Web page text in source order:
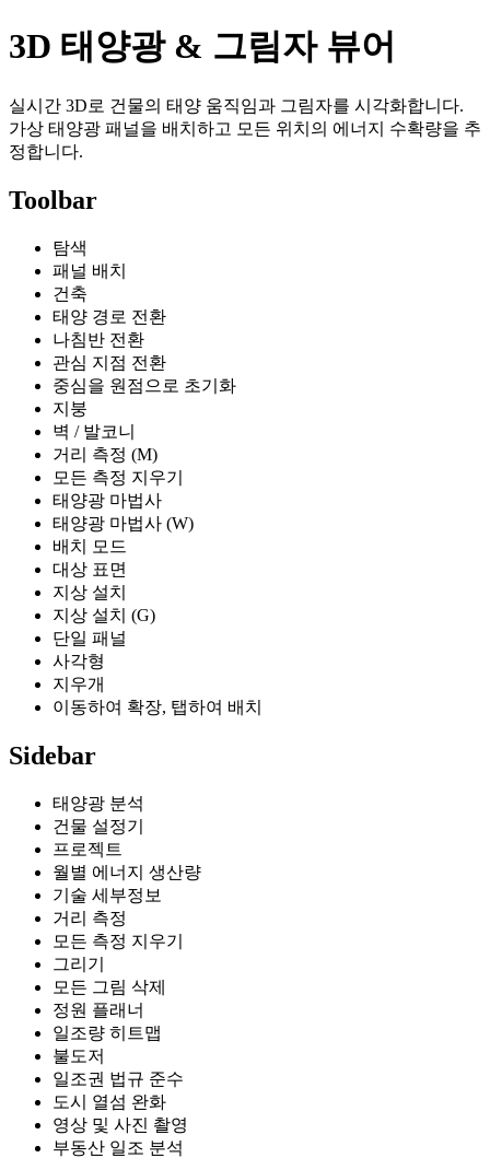
3D 태양광 & 그림자 뷰어
실시간 3D로 건물의 태양 움직임과 그림자를 시각화합니다.
가상 태양광 패널을 배치하고 모든 위치의 에너지 수확량을 추
정합니다.
Toolbar
탐색
패널 배치
건축
태양 경로 전환
나침반 전환
관심 지점 전환
중심을 원점으로 초기화
지붕
벽 / 발코니
거리 측정 (M)
모든 측정 지우기
태양광 마법사
태양광 마법사 (W)
배치 모드
대상 표면
지상 설치
지상 설치 (G)
단일 패널
사각형
지우개
이동하여 확장, 탭하여 배치
Sidebar
태양광 분석
건물 설정기
프로젝트
월별 에너지 생산량
기술 세부정보
거리 측정
모든 측정 지우기
그리기
모든 그림 삭제
정원 플래너
일조량 히트맵
불도저
일조권 법규 준수
도시 열섬 완화
영상 및 사진 촬영
부동산 일조 분석